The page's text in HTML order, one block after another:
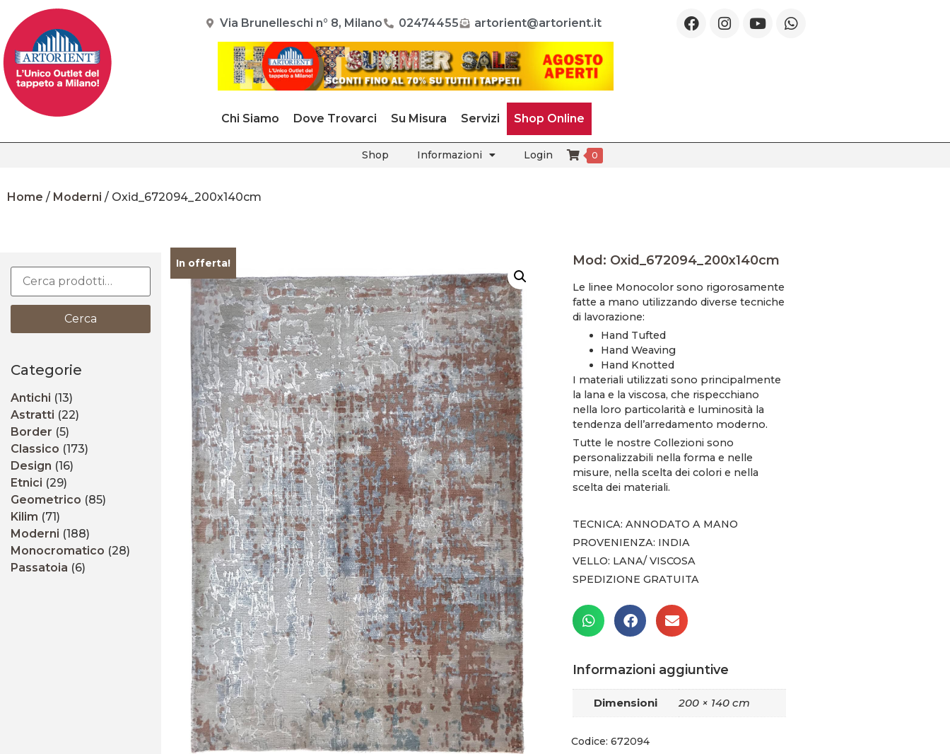
Via Brunelleschi n° 8, Milano 02474455 artorient@artorient.it
Chi Siamo Dove Trovarci Su Misura Servizi Shop Online
Shop Informazioni Login 0
Home / Moderni / Oxid_672094_200x140cm
Cerca
Categorie
Antichi (13)
Astratti (22)
Border (5)
Classico (173)
Design (16)
Etnici (29)
Geometrico (85)
Kilim (71)
Moderni (188)
Monocromatico (28)
Passatoia (6)
In offerta! Mod: Oxid_672094_200x140cm
Le linee Monocolor sono rigorosamente
fatte a mano utilizzando diverse tecniche
di lavorazione:
Hand Tufted
Hand Weaving
Hand Knotted
I materiali utilizzati sono principalmente
la lana e la viscosa, che rispecchiano
nella loro particolarità e luminosità la
tendenza dell’arredamento moderno.
Tutte le nostre Collezioni sono
personalizzabili nella forma e nelle
misure, nella scelta dei colori e nella
scelta dei materiali.
TECNICA: ANNODATO A MANO
PROVENIENZA: INDIA
VELLO: LANA/ VISCOSA
SPEDIZIONE GRATUITA
Informazioni aggiuntive
Dimensioni 200 × 140 cm
Codice: 672094